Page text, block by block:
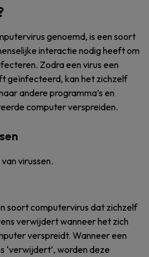
genoemd, is een soort
interactie nodig heeft om
Zodra een virus een
geïnfecteerd, kan het zichzelf
andere programma’s en
computer verspreiden.
virussen.
soort computervirus dat zichzelf
verwijdert wanneer het zich
verspreidt. Wanneer een
‘verwijdert’, worden deze